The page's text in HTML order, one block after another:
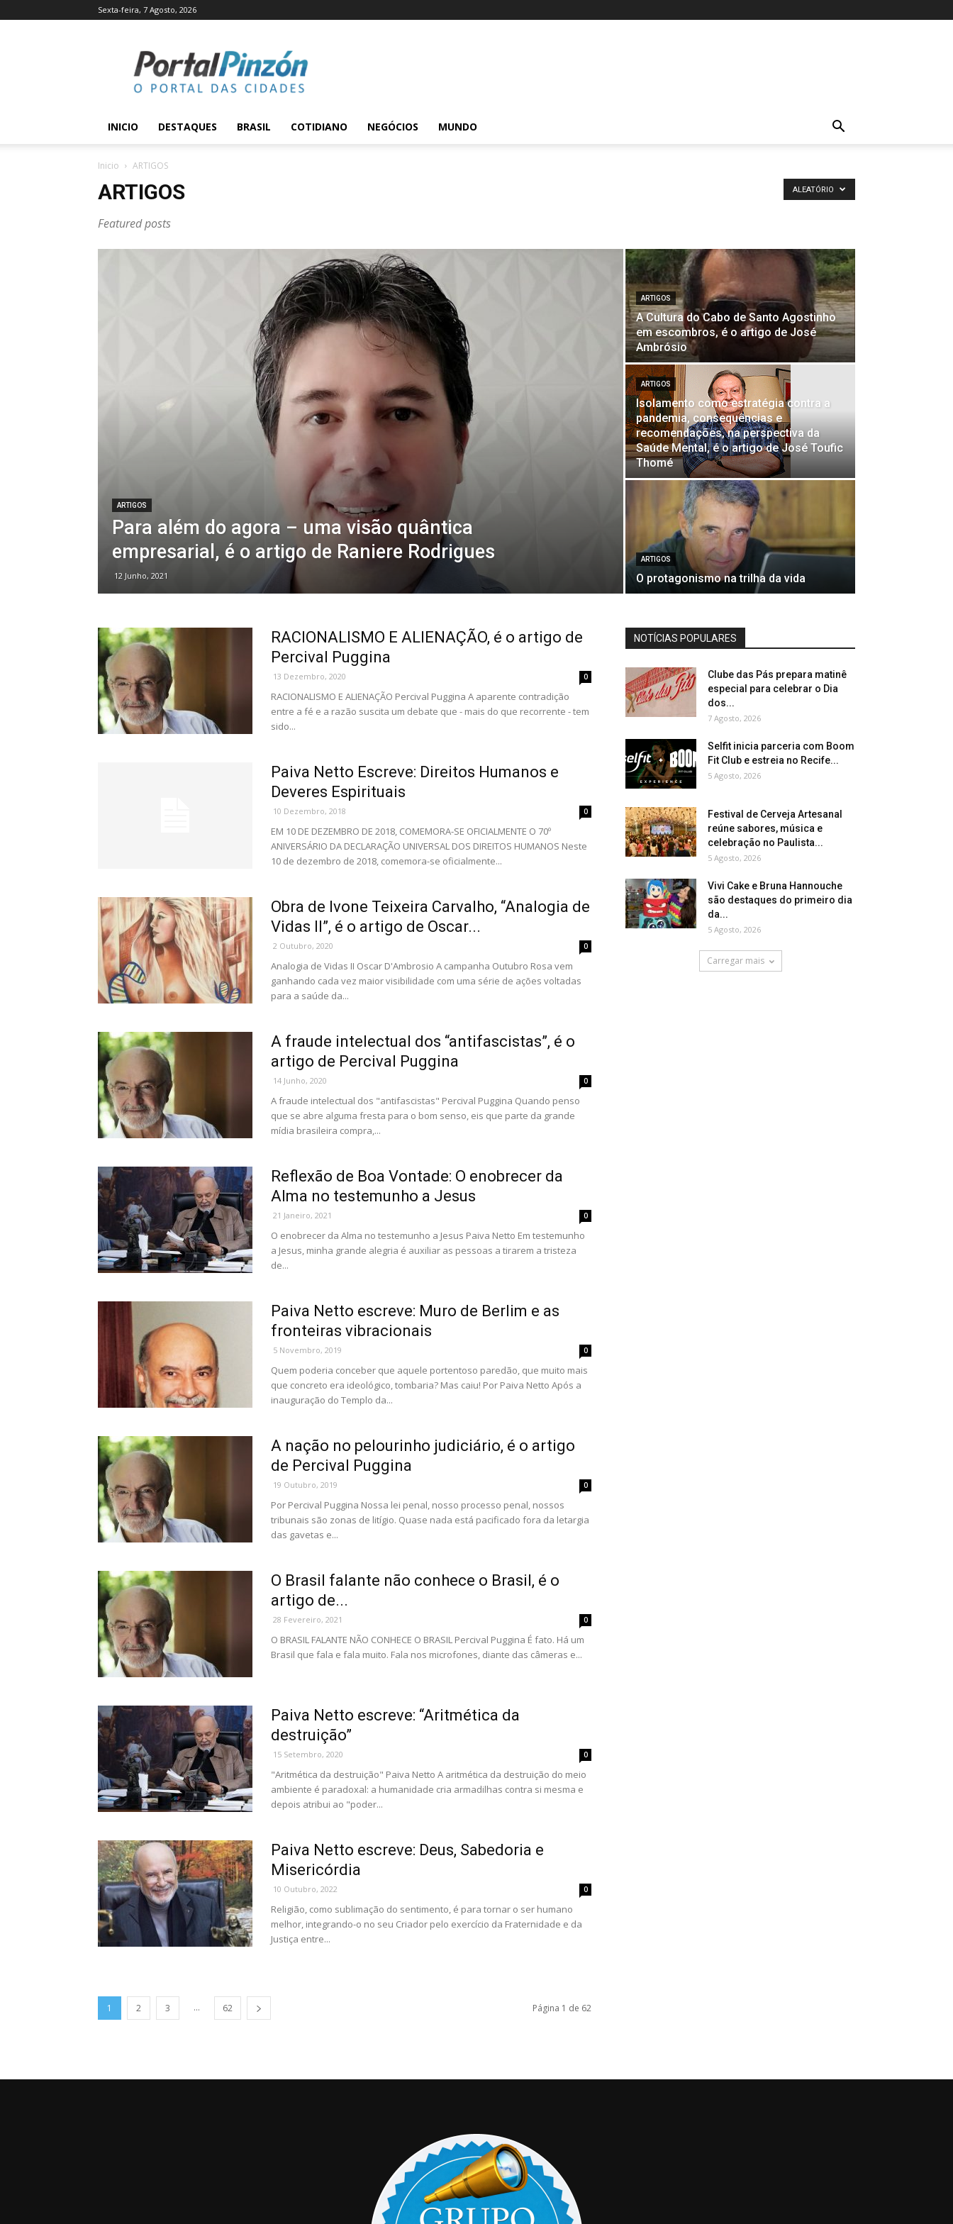
Sexta-feira, 7 Agosto, 2026
Pinzón
INICIO DESTAQUES BRASIL COTIDIANO NEGÓCIOS MUNDO
Inicio ARTIGOS
ARTIGOS
Featured posts
ALEATÓRIO
ARTIGOS
Para além do agora – uma visão quântica
empresarial, é o artigo de Raniere Rodrigues
12 Junho, 2021
ARTIGOS
A Cultura do Cabo de Santo Agostinho
em escombros, é o artigo de José
Ambrósio
ARTIGOS
Isolamento como estratégia contra a
pandemia, consequências e
recomendações, na perspectiva da
Saúde Mental, é o artigo de José Toufic
Thomé
ARTIGOS
O protagonismo na trilha da vida
RACIONALISMO E ALIENAÇÃO, é o artigo de
Percival Puggina
13 Dezembro, 2020 0
RACIONALISMO E ALIENAÇÃO Percival Puggina A aparente contradição
entre a fé e a razão suscita um debate que - mais do que recorrente - tem
sido...
Paiva Netto Escreve: Direitos Humanos e
Deveres Espirituais
10 Dezembro, 2018 0
EM 10 DE DEZEMBRO DE 2018, COMEMORA-SE OFICIALMENTE O 70º
ANIVERSÁRIO DA DECLARAÇÃO UNIVERSAL DOS DIREITOS HUMANOS Neste
10 de dezembro de 2018, comemora-se oficialmente...
Obra de Ivone Teixeira Carvalho, “Analogia de
Vidas II”, é o artigo de Oscar...
2 Outubro, 2020 0
Analogia de Vidas II Oscar D'Ambrosio A campanha Outubro Rosa vem
ganhando cada vez maior visibilidade com uma série de ações voltadas
para a saúde da...
A fraude intelectual dos “antifascistas”, é o
artigo de Percival Puggina
14 Junho, 2020 0
A fraude intelectual dos "antifascistas" Percival Puggina Quando penso
que se abre alguma fresta para o bom senso, eis que parte da grande
mídia brasileira compra,...
Reflexão de Boa Vontade: O enobrecer da
Alma no testemunho a Jesus
21 Janeiro, 2021 0
O enobrecer da Alma no testemunho a Jesus Paiva Netto Em testemunho
a Jesus, minha grande alegria é auxiliar as pessoas a tirarem a tristeza
de...
Paiva Netto escreve: Muro de Berlim e as
fronteiras vibracionais
5 Novembro, 2019 0
Quem poderia conceber que aquele portentoso paredão, que muito mais
que concreto era ideológico, tombaria? Mas caiu! Por Paiva Netto Após a
inauguração do Templo da...
A nação no pelourinho judiciário, é o artigo
de Percival Puggina
19 Outubro, 2019 0
Por Percival Puggina Nossa lei penal, nosso processo penal, nossos
tribunais são zonas de litígio. Quase nada está pacificado fora da letargia
das gavetas e...
O Brasil falante não conhece o Brasil, é o
artigo de...
28 Fevereiro, 2021 0
O BRASIL FALANTE NÃO CONHECE O BRASIL Percival Puggina É fato. Há um
Brasil que fala e fala muito. Fala nos microfones, diante das câmeras e...
Paiva Netto escreve: “Aritmética da
destruição”
15 Setembro, 2020 0
"Aritmética da destruição" Paiva Netto A aritmética da destruição do meio
ambiente é paradoxal: a humanidade cria armadilhas contra si mesma e
depois atribui ao "poder...
Paiva Netto escreve: Deus, Sabedoria e
Misericórdia
10 Outubro, 2022 0
Religião, como sublimação do sentimento, é para tornar o ser humano
melhor, integrando-o no seu Criador pelo exercício da Fraternidade e da
Justiça entre...
1 2 3 ... 62 Página 1 de 62
NOTÍCIAS POPULARES
Clube das Pás prepara matinê
especial para celebrar o Dia
dos...
7 Agosto, 2026
Selfit inicia parceria com Boom
Fit Club e estreia no Recife...
5 Agosto, 2026
Festival de Cerveja Artesanal
reúne sabores, música e
celebração no Paulista...
5 Agosto, 2026
Vivi Cake e Bruna Hannouche
são destaques do primeiro dia
da...
5 Agosto, 2026
Carregar mais